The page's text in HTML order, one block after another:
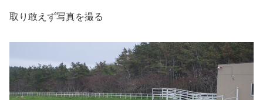
取り敢えず写真を撮る